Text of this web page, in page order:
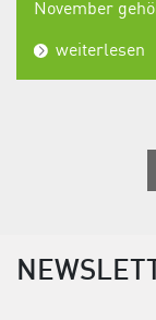
November
weiterlesen